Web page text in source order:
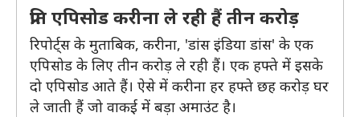
प्रति एपिसोड करीना ले रही हैं तीन करोड़
रिपोर्ट्स के मुताबिक, करीना, 'डांस इंडिया डांस' के एक
एपिसोड के लिए तीन करोड़ ले रही हैं। एक हफ्ते में इसके
दो एपिसोड आते हैं। ऐसे में करीना हर हफ्ते छह करोड़ घर
ले जाती हैं जो वाकई में बड़ा अमाउंट है।